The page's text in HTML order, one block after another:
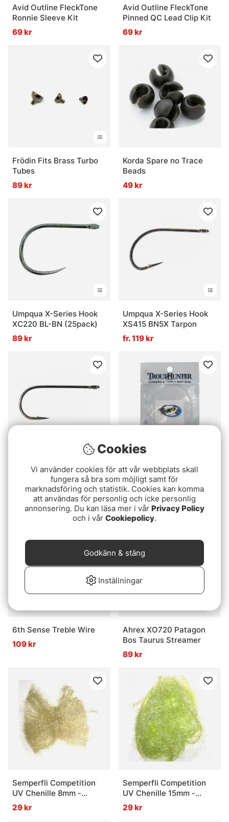
Avid Outline FleckTone
Ronnie Sleeve Kit
69 kr
Avid Outline FleckTone
Pinned QC Lead Clip Kit
69 kr
Frödin Fits Brass Turbo
Tubes
89 kr
Korda Spare no Trace
Beads
49 kr
Umpqua X-Series Hook
XC220 BL-BN (25pack)
89 kr
Umpqua X-Series Hook
XS415 BN5X Tarpon
fr. 119 kr
Umpqua X-Series Hook
XBG580 Black Beast
139 kr
Trouthunter EVO Drift
Leader 9ft
79 kr
6th Sense Treble Wire
109 kr
Ahrex XO720 Patagon
Bos Taurus Streamer
89 kr
Semperfli Competition
UV Chenille 8mm -
Custard Cream
29 kr
Semperfli Competition
UV Chenille 15mm -
Lemon Lime
29 kr
Cookies
Vi använder cookies för att vår webbplats skall
fungera så bra som möjligt samt för
marknadsföring och statistik. Cookies kan komma
att användas för personlig och icke personlig
annonsering. Du kan läsa mer i vår Privacy Policy
och i vår Cookiepolicy.
Inställningar
Godkänn & stäng